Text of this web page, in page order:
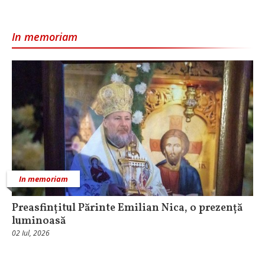
In memoriam
In memoriam
Preasfințitul Părinte Emilian Nica, o prezență
luminoasă
02 Iul, 2026